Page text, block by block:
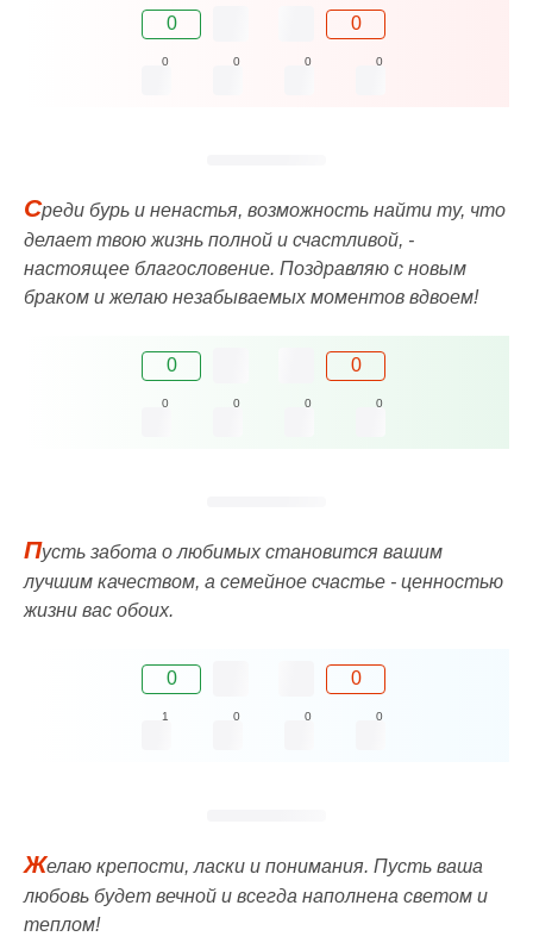
0 0
0 0 0 0
Среди бурь и ненастья, возможность найти ту, что
делает твою жизнь полной и счастливой, -
настоящее благословение. Поздравляю с новым
браком и желаю незабываемых моментов вдвоем!
0 0
0 0 0 0
Пусть забота о любимых становится вашим
лучшим качеством, а семейное счастье - ценностью
жизни вас обоих.
0 0
1 0 0 0
Желаю крепости, ласки и понимания. Пусть ваша
любовь будет вечной и всегда наполнена светом и
теплом!